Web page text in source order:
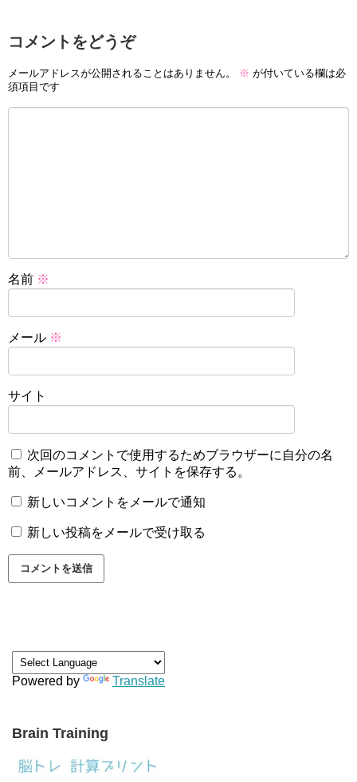
コメントをどうぞ
メールアドレスが公開されることはありません。 ※ が付いている欄は必
須項目です
名前 ※
メール ※
サイト
次回のコメントで使用するためブラウザーに自分の名
前、メールアドレス、サイトを保存する。
新しいコメントをメールで通知
新しい投稿をメールで受け取る
Powered by Translate
Brain Training